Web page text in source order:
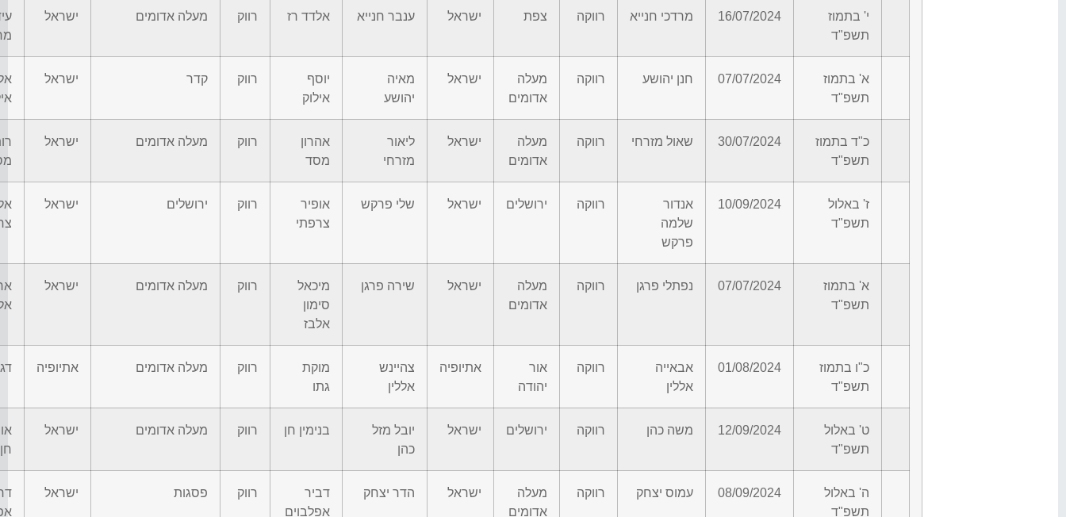
י' בתמוז
תשפ"ד
16/07/2024 מרדכי חנייא רווקה צפת ישראל ענבר חנייא אלדד רז רווק מעלה אדומים ישראל
א' בתמוז
תשפ"ד
07/07/2024 חנן יהושע רווקה
מעלה
אדומים
ישראל
מאיה
יהושע
יוסף
אילוק
רווק קדר ישראל
כ"ד בתמוז
תשפ"ד
30/07/2024 שאול מזרחי רווקה
מעלה
אדומים
ישראל
ליאור
מזרחי
אהרון
מסד
רווק מעלה אדומים ישראל
ז' באלול
תשפ"ד
10/09/2024
אנדור
שלמה
פרקש
רווקה ירושלים ישראל שלי פרקש
אופיר
צרפתי
רווק ירושלים ישראל
א' בתמוז
תשפ"ד
07/07/2024 נפתלי פרגן רווקה
מעלה
אדומים
ישראל שירה פרגן
מיכאל
סימון
אלבז
רווק מעלה אדומים ישראל
כ"ו בתמוז
תשפ"ד
01/08/2024
אבאייה
אללין
רווקה
אור
יהודה
אתיופיה
צהיינש
אללין
מוקת
גתו
רווק מעלה אדומים אתיופיה
ט' באלול
תשפ"ד
12/09/2024 משה כהן רווקה ירושלים ישראל
יובל מזל
כהן
בנימין חן רווק מעלה אדומים ישראל
חן
ה' באלול
תשפ"ד
08/09/2024 עמוס יצחק רווקה
מעלה
אדומים
ישראל הדר יצחק
דביר
אפלבוים
רווק פסגות ישראל